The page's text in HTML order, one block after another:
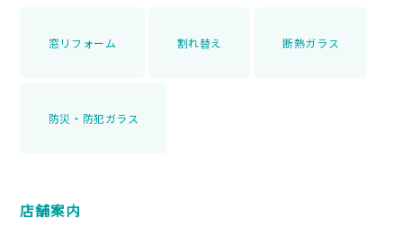
窓リフォーム 割れ替え 断熱ガラス
防災・防犯ガラス
店舗案内